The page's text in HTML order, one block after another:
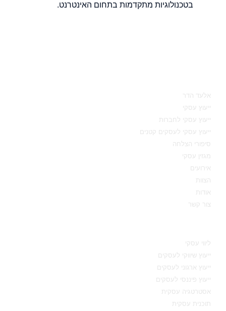
בטכנולוגיות מתקדמות בתחום האינטרנט.
אלעד הדר
ייעוץ עסקי
ייעוץ עסקי לחברות
ייעוץ עסקי לעסקים קטנים
סיפורי הצלחה
מגזין עסקי
אירועים
הצוות
אודות
צור קשר
ליווי עסקי
ייעוץ שיווקי לעסקים
ייעוץ ארגוני לעסקים
ייעוץ פיננסי לעסקים
אסטרטגיה עסקית
תוכנית עסקית